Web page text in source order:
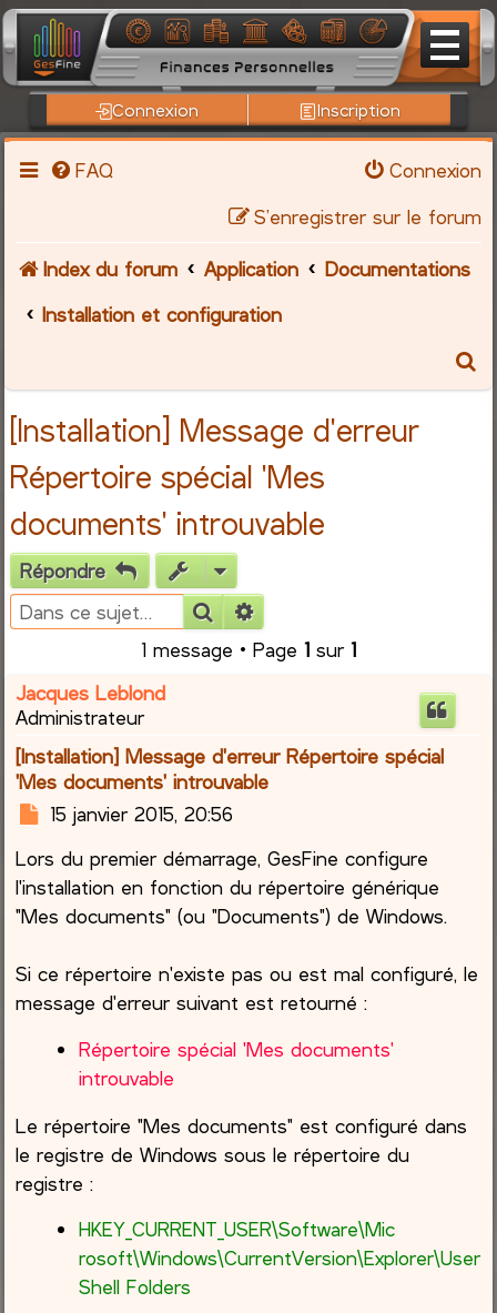
Connexion Inscription
FAQ
Connexion
S’enregistrer sur le forum
Index du forum Application
Documentations
Installation et configuration
[Installation] Message d'erreur
Répertoire spécial 'Mes
documents' introuvable
Répondre
Rechercher
1 message • Page 1 sur 1
Jacques Leblond
Administrateur
[Installation] Message d'erreur Répertoire spécial
'Mes documents' introuvable
M
s
s
a
15 janvier 2015, 20:56
Lors du premier démarrage, GesFine configure
l'installation en fonction du répertoire générique
"Mes documents" (ou "Documents") de Windows.
Si ce répertoire n'existe pas ou est mal configuré, le
message d'erreur suivant est retourné :
Répertoire spécial 'Mes documents'
introuvable
Le répertoire "Mes documents" est configuré dans
le registre de Windows sous le répertoire du
registre :
HKEY_CURRENT_USER\Software\Mic​
rosoft\Windows\CurrentVersion\​Explorer\User
Shell Folders